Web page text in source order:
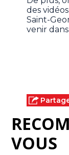
des
Saint-
venir
VOUS